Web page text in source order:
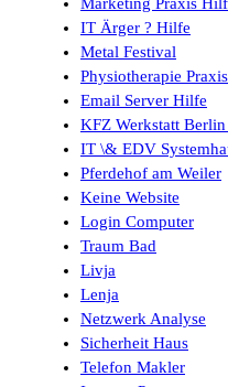
Marketing Praxis
IT Ärger ? Hilfe
Metal Festival
Physiotherapie
Email Server Hilfe
KFZ Werkstatt
IT \& EDV
Pferdehof am Weiler
Keine Website
Login Computer
Traum Bad
Livja
Lenja
Netzwerk Analyse
Sicherheit Haus
Telefon Makler